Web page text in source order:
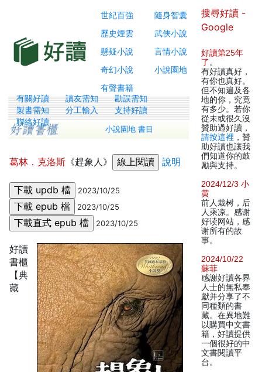
世紀百強
隨身智囊
歷史煙雲
武俠小說
懸疑小說
言情小說
奇幻小說
小說園地
有聲書籍
有關好讀 讀友需知
勘誤需知
製書需知
分工輸入
支持好讀
聯絡好讀
小說園地 書目
葛林．克洛斯 《趕象人》 說明
2023/10/25
2023/10/25
2023/10/25
好讀
書櫃
【典
藏
搜尋好讀 -
Google
好讀第25年
了 。
有好讀真好，
有你也真好。
但不知遍及各
地的你，究竟
有多少。若你
從未或很久沒
贊助過好讀，
請按這裡 ，贊
助好讀也讓我
們知道你的鼓
勵與支持。
2024/12/3 小
黄
前人栽树，后
人乘凉。感谢
好读网站，感
谢所有的故
事。
2024/10/22
蘇菲
感謝好讀各界
人士的無私奉
獻并分享了不
同種類的書
藏。在異地難
以購買中文書
籍，好讀提供
一個很好的中
文書閱讀平
台。